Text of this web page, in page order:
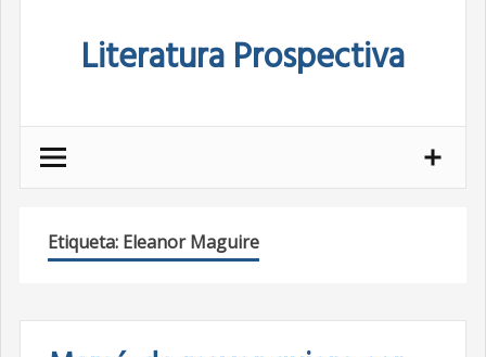
Literatura Prospectiva
Etiqueta: Eleanor Maguire